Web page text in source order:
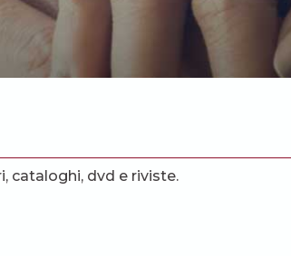
cataloghi, dvd e riviste.